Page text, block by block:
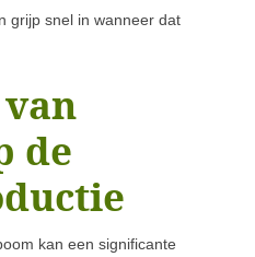
grijp snel in wanneer dat
de
kan een significante